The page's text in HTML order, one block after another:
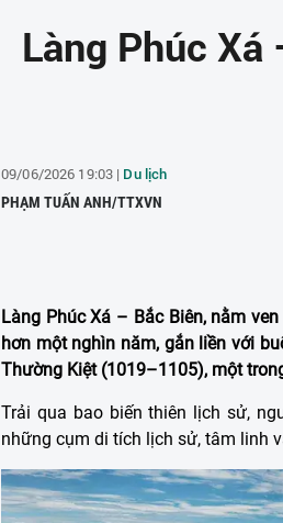
Làng Phúc Xá
09/06/2026 19:03 | Du lịch
PHẠM TUẤN ANH/TTXVN
Làng Phúc Xá – Bắc Biên, nằm
hơn một nghìn năm, gắn liền với
Thường Kiệt (1019–1105), một
Trải qua bao biến thiên lịch sử,
những cụm di tích lịch sử, tâm linh